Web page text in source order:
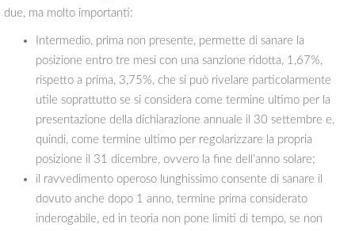
due, ma molto importanti:
Intermedio, prima non presente, permette di sanare la
posizione entro tre mesi con una sanzione ridotta, 1,67%,
rispetto a prima, 3,75%, che si può rivelare particolarmente
utile soprattutto se si considera come termine ultimo per la
presentazione della dichiarazione annuale il 30 settembre e,
quindi, come termine ultimo per regolarizzare la propria
posizione il 31 dicembre, ovvero la fine dell’anno solare;
il ravvedimento operoso lunghissimo consente di sanare il
dovuto anche dopo 1 anno, termine prima considerato
inderogabile, ed in teoria non pone limiti di tempo, se non